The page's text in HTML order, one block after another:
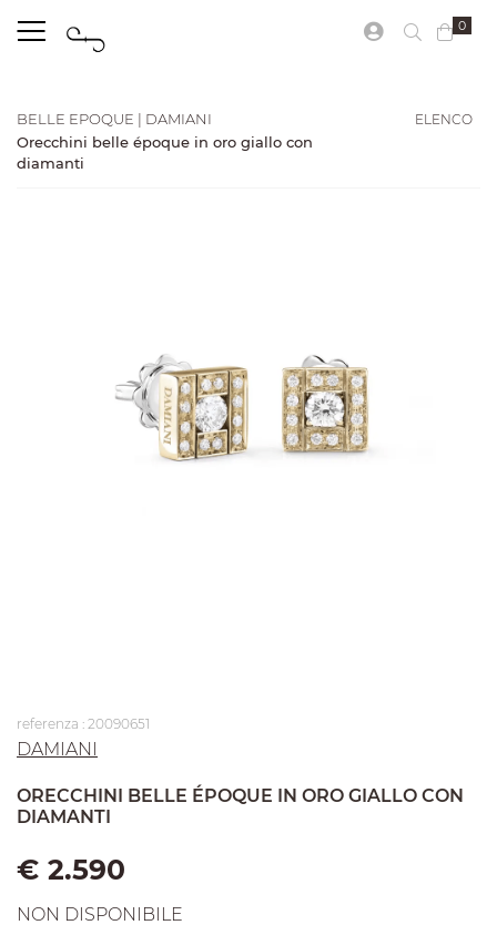
0
BELLE EPOQUE | DAMIANI
Orecchini belle époque in oro giallo con
diamanti
ELENCO
referenza : 20090651
DAMIANI
ORECCHINI BELLE ÉPOQUE IN ORO GIALLO CON
DIAMANTI
€ 2.590
NON DISPONIBILE